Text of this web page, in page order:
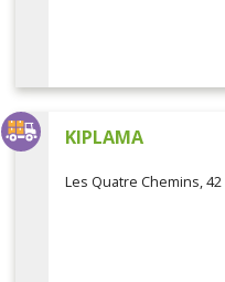
KIPLAMA
Les Quatre Chemins, 42